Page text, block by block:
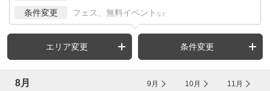
条件変更 フェス、無料イベント など
エリア変更 条件変更
8月 9月 10月 11月